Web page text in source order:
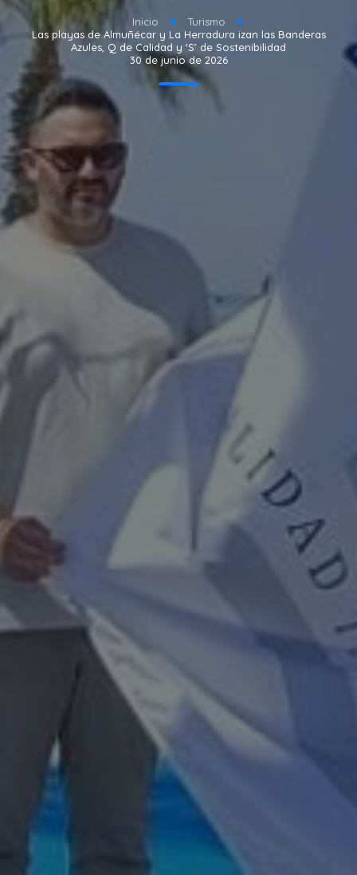
Inicio
Turismo
Las playas de Almuñécar y La Herradura izan las Banderas
Azules, Q de Calidad y ‘S’ de Sostenibilidad
30 de junio de 2026